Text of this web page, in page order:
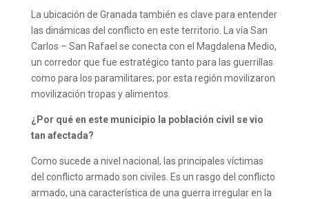
La ubicación de Granada también es clave para entender
las dinámicas del conflicto en este territorio. La vía San
Carlos – San Rafael se conecta con el Magdalena Medio,
un corredor que fue estratégico tanto para las guerrillas
como para los paramilitares; por esta región movilizaron
movilización tropas y alimentos.
¿Por qué en este municipio la población civil se vio
tan afectada?
Como sucede a nivel nacional, las principales víctimas
del conflicto armado son civiles. Es un rasgo del conflicto
armado, una característica de una guerra irregular en la